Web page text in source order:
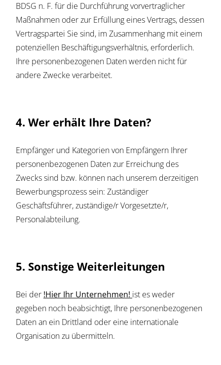
BDSG n. F. für die Durchführung vorvertraglicher
Maßnahmen oder zur Erfüllung eines Vertrags, dessen
Vertragspartei Sie sind, im Zusammenhang mit einem
potenziellen Beschäftigungsverhältnis, erforderlich.
Ihre personenbezogenen Daten werden nicht für
andere Zwecke verarbeitet.
4. Wer erhält Ihre Daten?
Empfänger und Kategorien von Empfängern Ihrer
personenbezogenen Daten zur Erreichung des
Zwecks sind bzw. können nach unserem derzeitigen
Bewerbungsprozess sein: Zuständiger
Geschäftsführer, zuständige/r Vorgesetzte/r,
Personalabteilung.
5. Sonstige Weiterleitungen
Bei der !Hier Ihr Unternehmen! ist es weder
gegeben noch beabsichtigt, Ihre personenbezogenen
Daten an ein Drittland oder eine internationale
Organisation zu übermitteln.